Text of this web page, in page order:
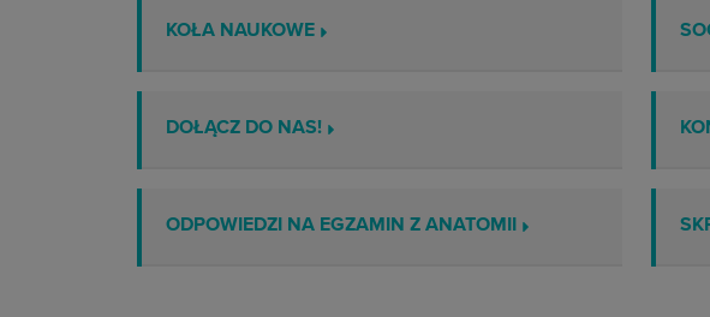
KOŁA NAUKOWE
DOŁĄCZ DO NAS!
ODPOWIEDZI NA EGZAMIN Z ANATOMII